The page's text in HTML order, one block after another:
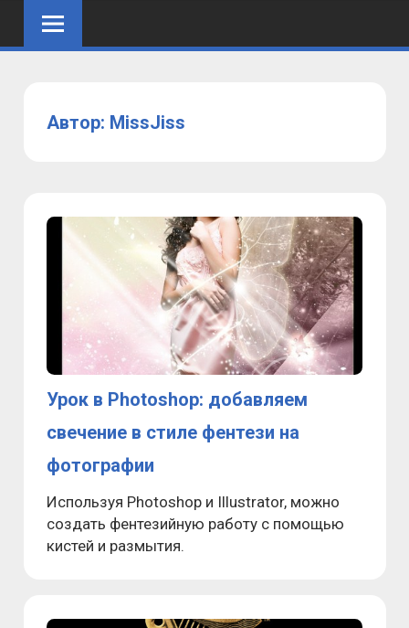
Автор: MissJiss
Урок в Photoshop: добавляем
свечение в стиле фентези на
фотографии
​Используя Photoshop и Illustrator, можно
создать фентезийную работу с помощью
кистей и размытия.